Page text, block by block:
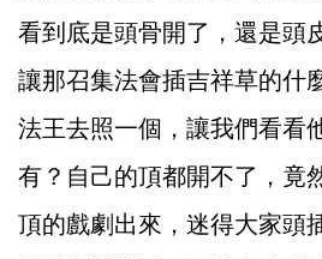
看到底是頭骨開了，還是頭
讓那召集法會插吉祥草的什
法王去照一個，讓我們看看
有？自己的頂都開不了，竟
頂的戲劇出來，迷得大家頭